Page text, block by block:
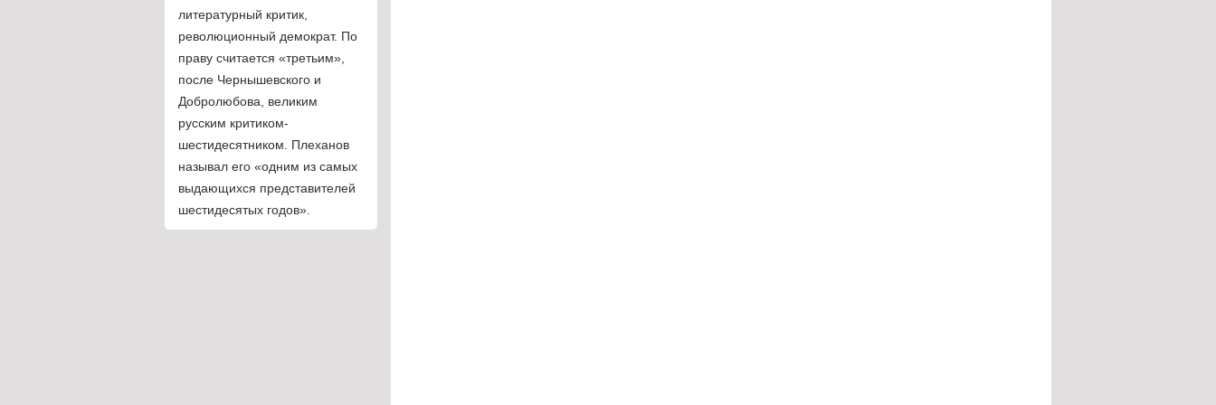
литературный критик,
революционный демократ. По
праву считается «третьим»,
после Чернышевского и
Добролюбова, великим
русским критиком-
шестидесятником. Плеханов
называл его «одним из самых
выдающихся представителей
шестидесятых годов».